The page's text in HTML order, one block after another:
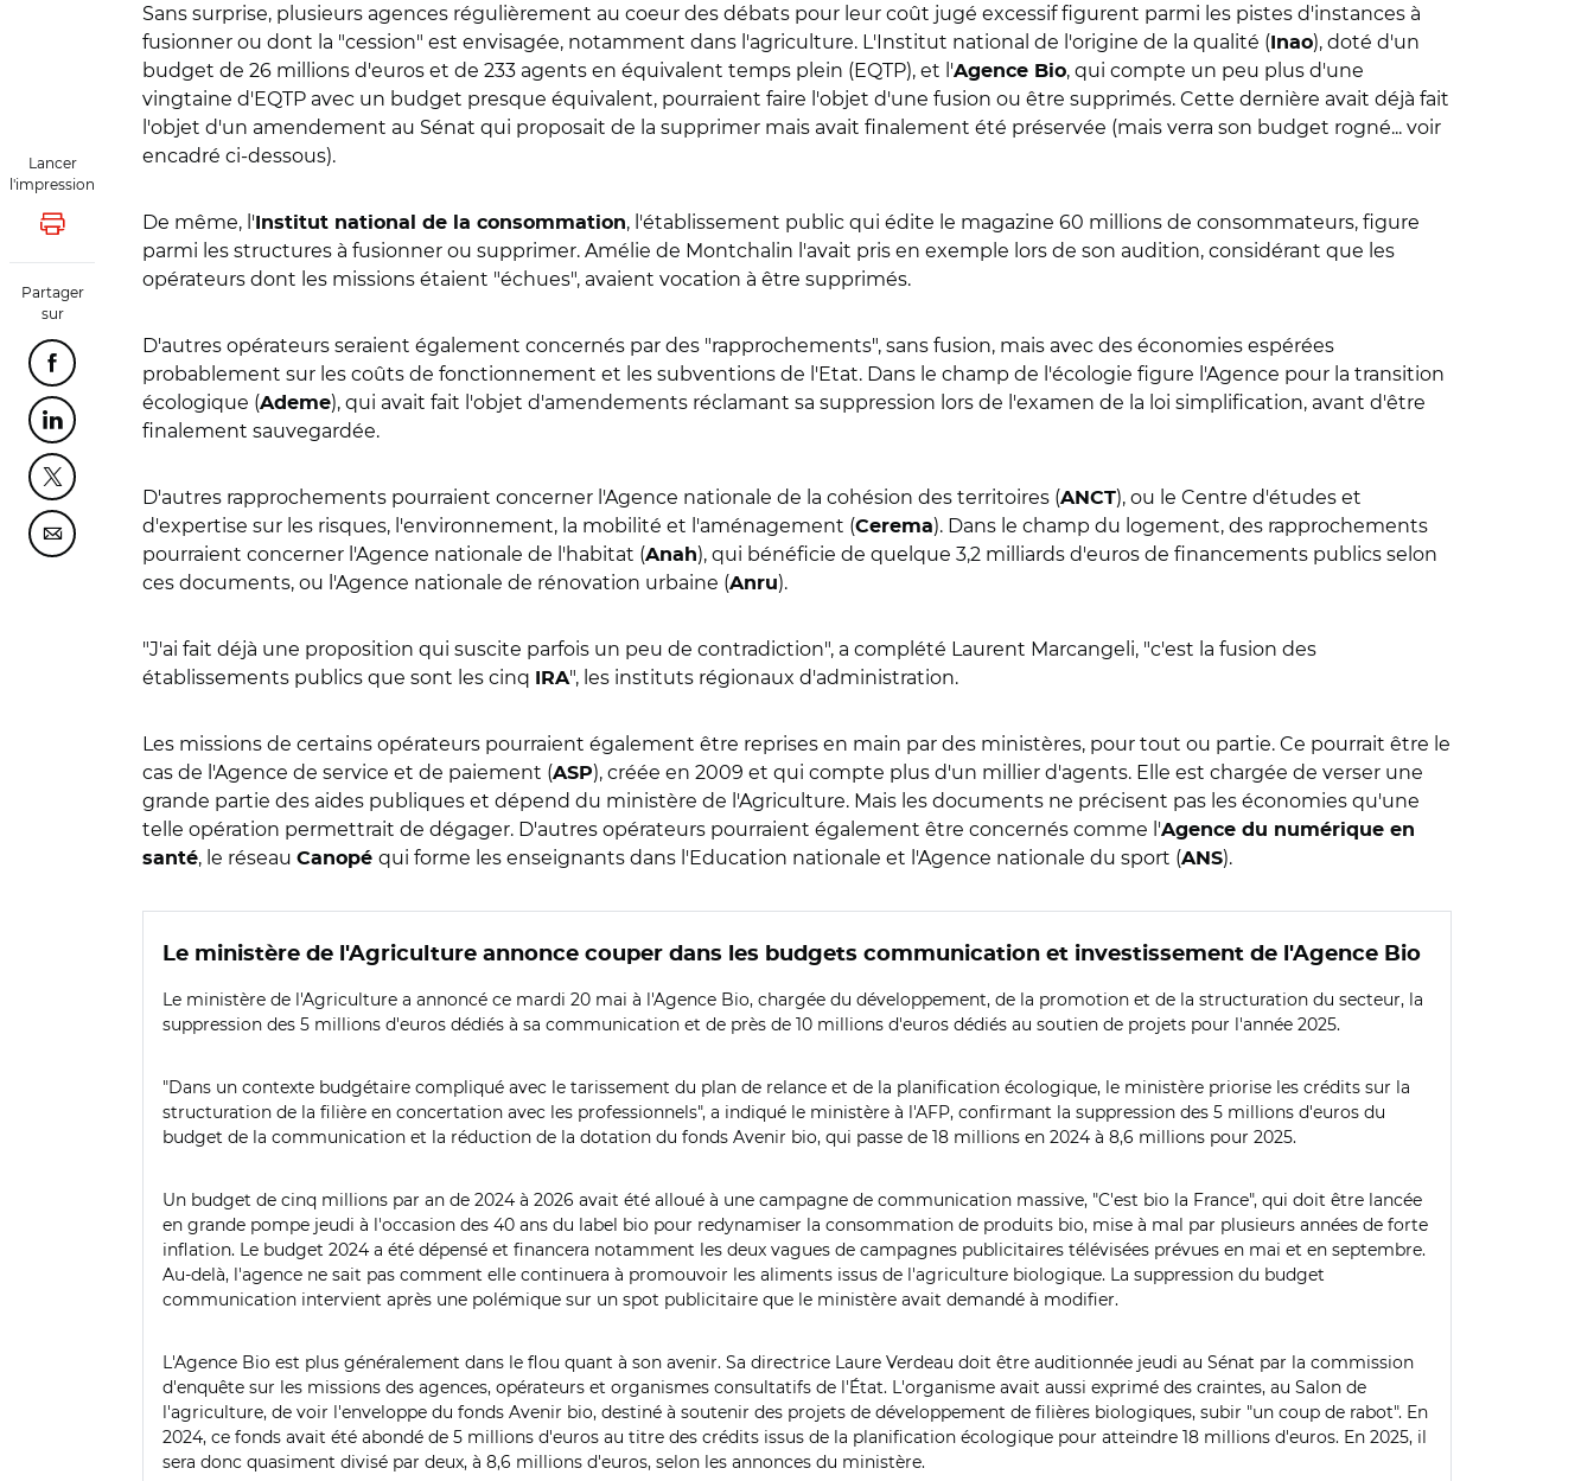
Lancer
l'impression
Lancer l'impression
Partager
sur
Partager cette page sur Facebook
Partager cette page sur Linkedin
Partager cette page sur Twitter
Partager cette page sur Courriel
Sans surprise, plusieurs agences régulièrement au coeur des débats pour leur coût jugé excessif figurent parmi les pistes d'instances à
fusionner ou dont la "cession" est envisagée, notamment dans l'agriculture. L'Institut national de l'origine de la qualité ( Inao), doté d'un
budget de 26 millions d'euros et de 233 agents en équivalent temps plein (EQTP), et l'Agence Bio, qui compte un peu plus d'une
vingtaine d'EQTP avec un budget presque équivalent, pourraient faire l'objet d'une fusion ou être supprimés. Cette dernière avait déjà fait
l'objet d'un amendement au Sénat qui proposait de la supprimer mais avait finalement été préservée (mais verra son budget rogné... voir
encadré ci-dessous).
De même, l' Institut national de la consommation, l'établissement public qui édite le magazine 60 millions de consommateurs, figure
parmi les structures à fusionner ou supprimer. Amélie de Montchalin l'avait pris en exemple lors de son audition, considérant que les
opérateurs dont les missions étaient "échues", avaient vocation à être supprimés.
D'autres opérateurs seraient également concernés par des "rapprochements", sans fusion, mais avec des économies espérées
probablement sur les coûts de fonctionnement et les subventions de l'Etat. Dans le champ de l'écologie figure l'Agence pour la transition
écologique (Ademe), qui avait fait l'objet d'amendements réclamant sa suppression lors de l'examen de la loi simplification, avant d'être
finalement sauvegardée.
D'autres rapprochements pourraient concerner l'Agence nationale de la cohésion des territoires (ANCT), ou le Centre d'études et
d'expertise sur les risques, l'environnement, la mobilité et l'aménagement (Cerema). Dans le champ du logement, des rapprochements
pourraient concerner l'Agence nationale de l'habitat (Anah), qui bénéficie de quelque 3,2 milliards d'euros de financements publics selon
ces documents, ou l'Agence nationale de rénovation urbaine (Anru).
"J'ai fait déjà une proposition qui suscite parfois un peu de contradiction", a complété Laurent Marcangeli, "c'est la fusion des
établissements publics que sont les cinq
IRA", les instituts régionaux d'administration.
Les missions de certains opérateurs pourraient également être reprises en main par des ministères, pour tout ou partie. Ce pourrait être le
cas de l'Agence de service et de paiement (ASP), créée en 2009 et qui compte plus d'un millier d'agents. Elle est chargée de verser une
grande partie des aides publiques et dépend du ministère de l'Agriculture. Mais les documents ne précisent pas les économies qu'une
telle opération permettrait de dégager. D'autres opérateurs pourraient également être concernés comme l'Agence du numérique en
santé, le réseau Canopé qui forme les enseignants dans l'Education nationale et l'Agence nationale du sport (ANS).
Le ministère de l'Agriculture annonce couper dans les budgets communication et investissement de l'Agence Bio
Le ministère de l'Agriculture a annoncé ce mardi 20 mai à l'Agence Bio, chargée du développement, de la promotion et de la structuration du secteur, la
suppression des 5 millions d'euros dédiés à sa communication et de près de 10 millions d'euros dédiés au soutien de projets pour l'année 2025.
"Dans un contexte budgétaire compliqué avec le tarissement du plan de relance et de la planification écologique, le ministère priorise les crédits sur la
structuration de la filière en concertation avec les professionnels", a indiqué le ministère à l'AFP, confirmant la suppression des 5 millions d'euros du
budget de la communication et la réduction de la dotation du fonds Avenir bio, qui passe de 18 millions en 2024 à 8,6 millions pour 2025.
Un budget de cinq millions par an de 2024 à 2026 avait été alloué à une campagne de communication massive, "C'est bio la France", qui doit être lancée
en grande pompe jeudi à l'occasion des 40 ans du label bio pour redynamiser la consommation de produits bio, mise à mal par plusieurs années de forte
inflation. Le budget 2024 a été dépensé et financera notamment les deux vagues de campagnes publicitaires télévisées prévues en mai et en septembre.
Au-delà, l'agence ne sait pas comment elle continuera à promouvoir les aliments issus de l'agriculture biologique. La suppression du budget
communication intervient après une polémique sur un spot publicitaire que le ministère avait demandé à modifier.
L'Agence Bio est plus généralement dans le flou quant à son avenir. Sa directrice Laure Verdeau doit être auditionnée jeudi au Sénat par la commission
d'enquête sur les missions des agences, opérateurs et organismes consultatifs de l'État. L'organisme avait aussi exprimé des craintes, au Salon de
l'agriculture, de voir l'enveloppe du fonds Avenir bio, destiné à soutenir des projets de développement de filières biologiques, subir "un coup de rabot". En
2024, ce fonds avait été abondé de 5 millions d'euros au titre des crédits issus de la planification écologique pour atteindre 18 millions d'euros. En 2025, il
sera donc quasiment divisé par deux, à 8,6 millions d'euros, selon les annonces du ministère.